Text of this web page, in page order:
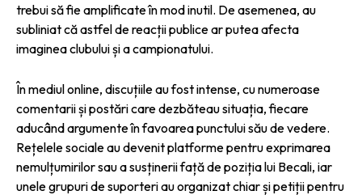
trebui să fie amplificate în mod inutil. De asemenea, au
subliniat că astfel de reacții publice ar putea afecta
imaginea clubului și a campionatului.
În mediul online, discuțiile au fost intense, cu numeroase
comentarii și postări care dezbăteau situația, fiecare
aducând argumente în favoarea punctului său de vedere.
Rețelele sociale au devenit platforme pentru exprimarea
nemulțumirilor sau a susținerii față de poziția lui Becali, iar
unele grupuri de suporteri au organizat chiar și petiții pentru